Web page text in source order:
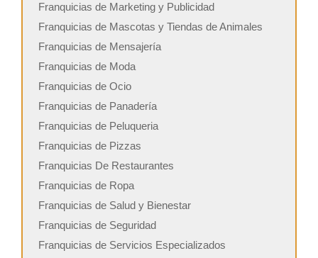
Franquicias de Marketing y Publicidad
Franquicias de Mascotas y Tiendas de Animales
Franquicias de Mensajería
Franquicias de Moda
Franquicias de Ocio
Franquicias de Panadería
Franquicias de Peluqueria
Franquicias de Pizzas
Franquicias De Restaurantes
Franquicias de Ropa
Franquicias de Salud y Bienestar
Franquicias de Seguridad
Franquicias de Servicios Especializados